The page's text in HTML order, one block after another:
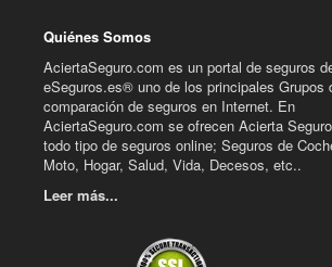
Quiénes Somos
AciertaSeguro.com es un portal de seguros
eSeguros.es® uno de los principales Grupos
comparación de seguros en Internet. En
AciertaSeguro.com se ofrecen Acierta
todo tipo de seguros online; Seguros de
Moto, Hogar, Salud, Vida, Decesos, etc..
Leer más...